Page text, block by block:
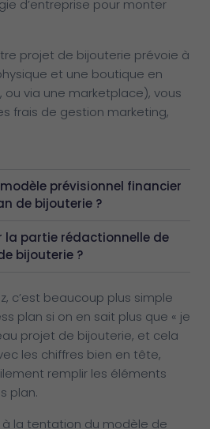
d’entreprise pour monter
projet de bijouterie prévoie à
et une boutique en
ou via une marketplace), vous
frais de gestion marketing,
prévisionnel financier
de bijouterie ?
la partie rédactionnelle de
bijouterie ?
c’est beaucoup plus simple
plan si on en sait plus que « je
projet de bijouterie, et cela
les chiffres bien en tête,
remplir les éléments
plan.
la tentation du modèle de